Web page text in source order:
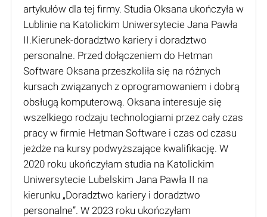
artykułów dla tej firmy. Studia Oksana ukończyła w
Lublinie na Katolickim Uniwersytecie Jana Pawła
II.Kierunek-doradztwo kariery i doradztwo
personalne. Przed dołączeniem do Hetman
Software Oksana przeszkoliła się na różnych
kursach związanych z oprogramowaniem i dobrą
obsługą komputerową. Oksana interesuje się
wszelkiego rodzaju technologiami przez cały czas
pracy w firmie Hetman Software i czas od czasu
jeżdże na kursy podwyższające kwalifikację. W
2020 roku ukończyłam studia na Katolickim
Uniwersytecie Lubelskim Jana Pawła II na
kierunku „Doradztwo kariery i doradztwo
personalne”. W 2023 roku ukończyłam